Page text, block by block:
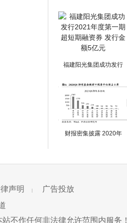
福建阳光集团成功发行
财报密集披露 2020年
声明
广告投放
不作任何非法律允许范围内服务！